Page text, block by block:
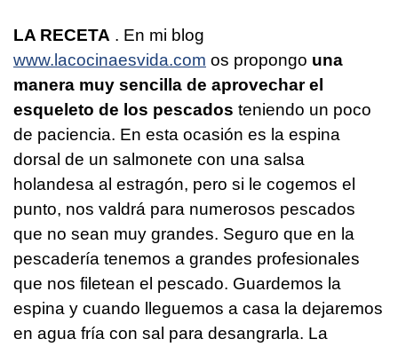
LA RECETA . En mi blog
www.lacocinaesvida.com os propongo una
manera muy sencilla de aprovechar el
esqueleto de los pescados teniendo un poco
de paciencia. En esta ocasión es la espina
dorsal de un salmonete con una salsa
holandesa al estragón, pero si le cogemos el
punto, nos valdrá para numerosos pescados
que no sean muy grandes. Seguro que en la
pescadería tenemos a grandes profesionales
que nos filetean el pescado. Guardemos la
espina y cuando lleguemos a casa la dejaremos
en agua fría con sal para desangrarla. La